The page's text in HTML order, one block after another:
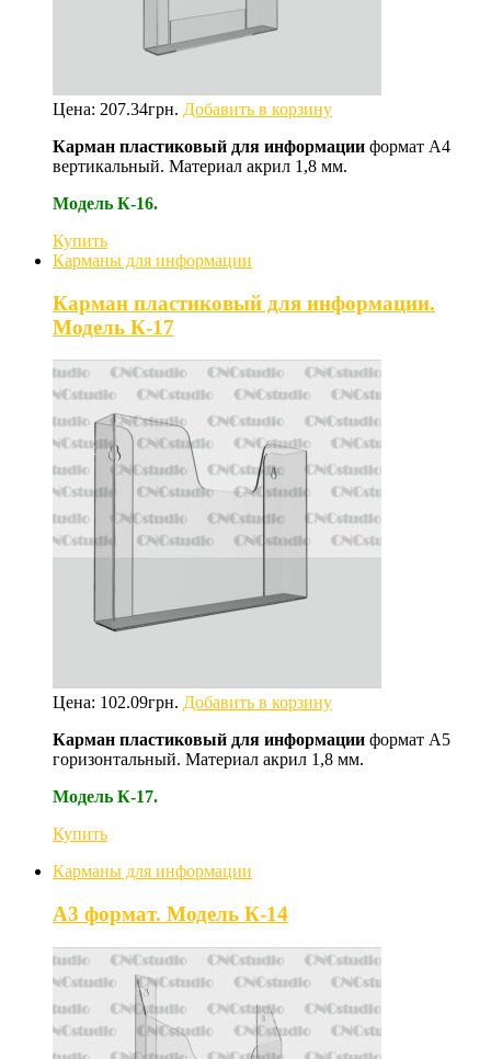
Цена: 207.34грн. Добавить в корзину
Карман пластиковый для информации формат А4
вертикальный. Материал акрил 1,8 мм.
Модель К-16.
Купить
Карманы для информации
Карман пластиковый для информации.
Модель К-17
Цена: 102.09грн. Добавить в корзину
Карман пластиковый для информации формат А5
горизонтальный. Материал акрил 1,8 мм.
Модель К-17.
Купить
Карманы для информации
А3 формат. Модель К-14